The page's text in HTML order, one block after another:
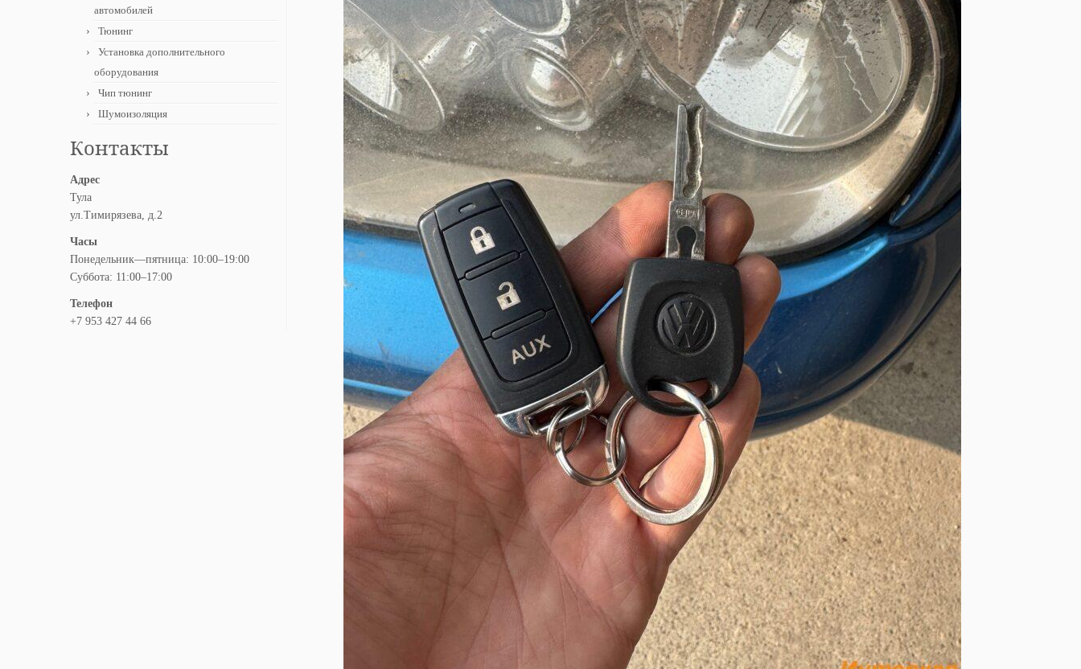
автомобилей
Тюнинг
Установка дополнительного
оборудования
Чип тюнинг
Шумоизоляция
Контакты
Адрес
Тула
ул.Тимирязева, д.2
Часы
Понедельник—пятница: 10:00–19:00
Суббота: 11:00–17:00
Телефон
+7 953 427 44 66